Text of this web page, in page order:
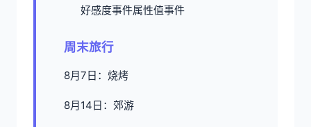
好感度事件属性值事件
周末旅行
8月7日：烧烤
8月14日：郊游